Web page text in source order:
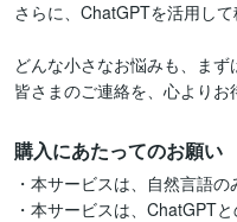
さらに、ChatGPTを活用し
どんな小さなお悩みも、まず
皆さまのご連絡を、心よりお
購入にあたってのお願い
・本サービスは、自然言語の
・本サービスは、ChatGPT